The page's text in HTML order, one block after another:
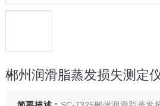
郴州润滑脂蒸发损失测定